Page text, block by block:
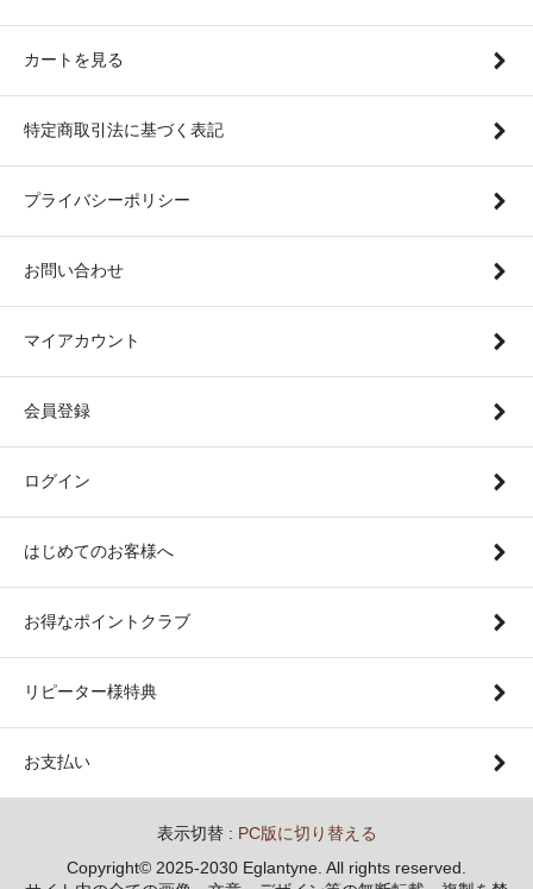
カートを見る
特定商取引法に基づく表記
プライバシーポリシー
お問い合わせ
マイアカウント
会員登録
ログイン
はじめてのお客様へ
お得なポイントクラブ
リピーター様特典
お支払い
表示切替 : PC版に切り替える
Copyright© 2025-2030 Eglantyne. All rights reserved.